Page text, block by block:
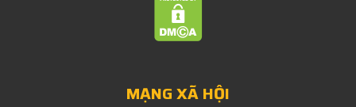
MẠNG XÃ HỘI